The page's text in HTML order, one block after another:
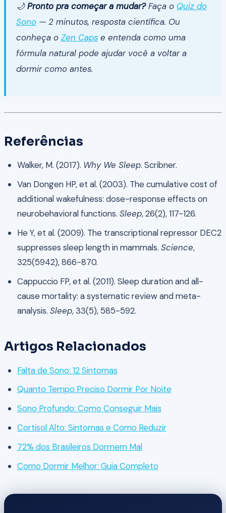
🌙Pronto pra começar a mudar?Faça o Quiz do
Sono — 2 minutos, resposta científica. Ou
conheça o Zen Caps e entenda como uma
fórmula natural pode ajudar você a voltar a
dormir como antes.
Referências
Walker, M. (2017). Why We Sleep. Scribner.
Van Dongen HP, et al. (2003). The cumulative cost of
additional wakefulness: dose-response effects on
neurobehavioral functions. Sleep, 26(2), 117-126.
He Y, et al. (2009). The transcriptional repressor DEC2
suppresses sleep length in mammals. Science,
325(5942), 866-870.
Cappuccio FP, et al. (2011). Sleep duration and all-
cause mortality: a systematic review and meta-
analysis. Sleep, 33(5), 585-592.
Artigos Relacionados
Falta de Sono: 12 Sintomas
Quanto Tempo Preciso Dormir Por Noite
Sono Profundo: Como Conseguir Mais
Cortisol Alto: Sintomas e Como Reduzir
72% dos Brasileiros Dormem Mal
Como Dormir Melhor: Guia Completo